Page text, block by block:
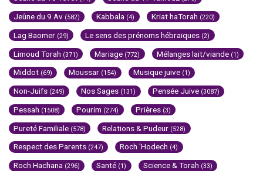
Jeûne du 9 Av (582) Kabbala (4) Kriat haTorah (220)
Lag Baomer (29) Le sens des prénoms hébraïques (2)
Limoud Torah (371) Mariage (772) Mélanges lait/viande (1)
Middot (69) Moussar (154) Musique juive (1)
Non-Juifs (249) Nos Sages (131) Pensée Juive (3087)
Pessah (1508) Pourim (274) Prières (3)
Pureté Familiale (578) Relations & Pudeur (528)
Respect des Parents (247) Roch 'Hodech (4)
Roch Hachana (296) Santé (1) Science & Torah (33)